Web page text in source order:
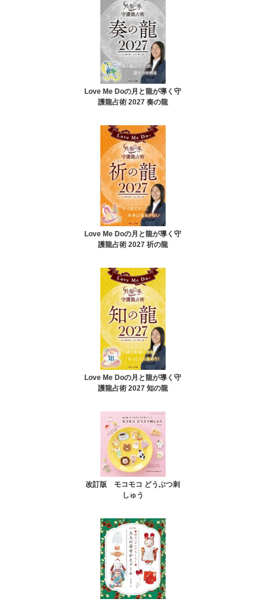
Love Me Doの月と龍が導く守
護龍占術 2027 奏の龍
Love Me Doの月と龍が導く守
護龍占術 2027 祈の龍
Love Me Doの月と龍が導く守
護龍占術 2027 知の龍
改訂版 モコモコ どうぶつ刺
しゅう